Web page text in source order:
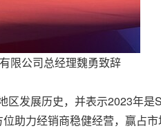
限公司总经理魏勇致辞
发展历史，并表示2023年是
助力经销商稳健经营，赢占市